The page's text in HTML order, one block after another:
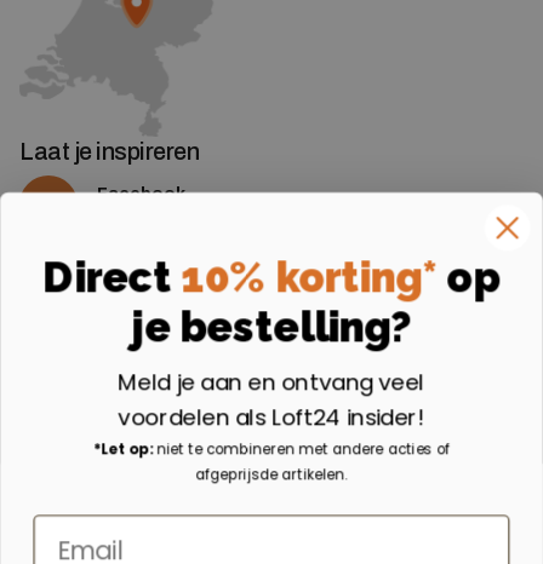
Laat je inspireren
Facebook
Instagram
Volg ons op Instagram
Aangesloten bij
Direct 10% korting* op
je bestelling?
Meld je aan en ontvang veel
voordelen als Loft24 insider!
*Let op:niet te combineren met andere acties of
afgeprijsde artikelen.
Email